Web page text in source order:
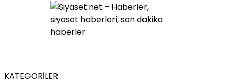
KATEGORİLER